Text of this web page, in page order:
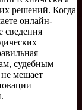
решений. Когда
онлайн-
сведения
судебным
не мешает